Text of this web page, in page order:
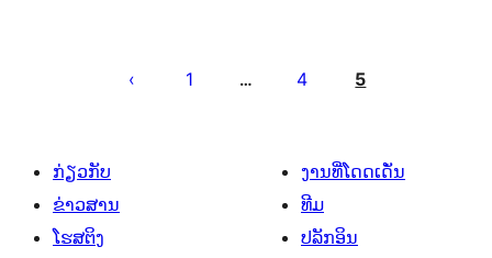
ແບ່ງ
1 … 4 5
ກ່ຽວກັບ
ຂ່າວສານ
ໂຮສຕິງ
ງານທີ່ໂດດເດັ່ນ
ທີມ
ປລັກອິນ